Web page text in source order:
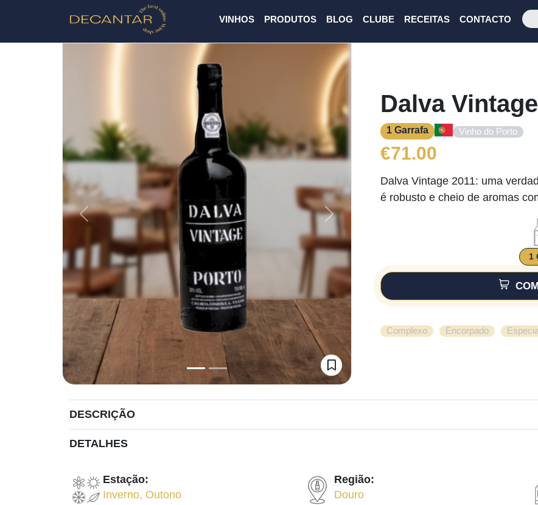
VINHOS PRODUTOS BLOG CLUBE RECEITAS CONTACTO
Previous Next
Dalva
1 Garrafa Vinho do Porto
€71.00
Dalva Vintage 2011: uma
é robusto e cheio de aromas
1
Complexo Encorpado
DESCRIÇÃO
DETALHES
Estação:
Inverno, Outono
Região:
Douro